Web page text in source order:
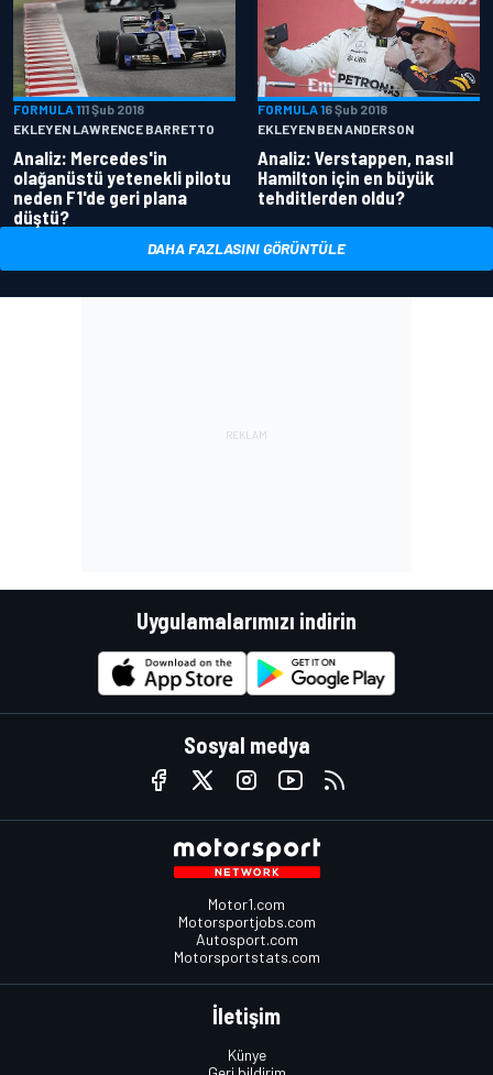
FORMULA 111 Şub 2018
EKLEYEN LAWRENCE BARRETTO
Analiz: Mercedes'in
olağanüstü yetenekli pilotu
neden F1'de geri plana
düştü?
FORMULA 16 Şub 2018
EKLEYEN BEN ANDERSON
Analiz: Verstappen, nasıl
Hamilton için en büyük
tehditlerden oldu?
DAHA FAZLASINI GÖRÜNTÜLE
Uygulamalarımızı indirin
Sosyal medya
Motor1.com
Motorsportjobs.com
Autosport.com
Motorsportstats.com
İletişim
Künye